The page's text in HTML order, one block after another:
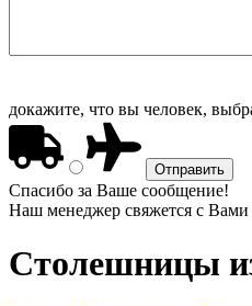
докажите, что вы человек,
Спасибо за Ваше сообщение!
Наш менеджер свяжется с
Столешницы